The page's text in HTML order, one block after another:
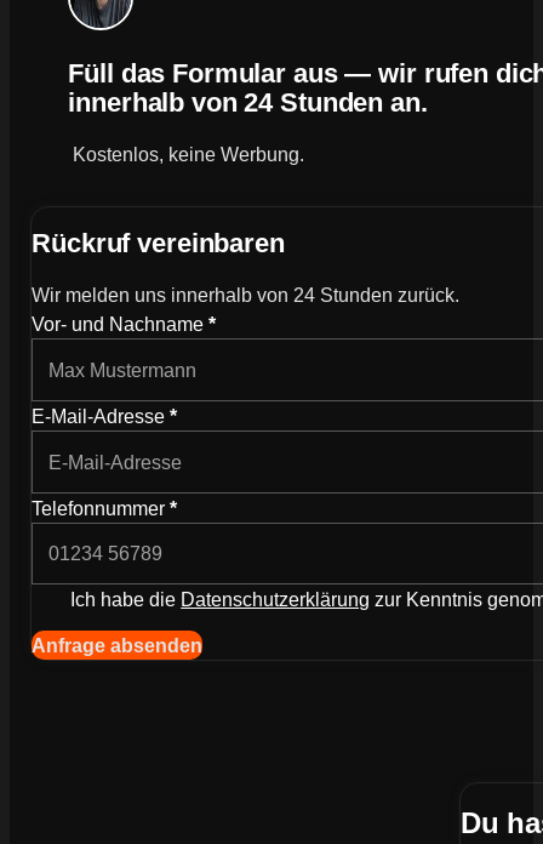
Rückruf vereinbaren
Wir melden uns innerhalb von 24 Stunden zurück.
Vor- und Nachname *
E-Mail-Adresse *
Telefonnummer *
Ich habe die Datenschutzerklärung zur Kenntnis
Anfrage absenden
Füll das Formular aus — wir rufen
innerhalb von 24 Stunden an.
Kostenlos, keine Werbung.
Du